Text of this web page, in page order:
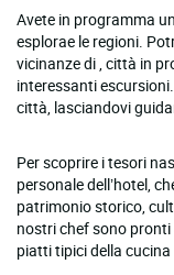
Avete in programma
esplorae le regioni.
vicinanze di , città in
interessanti
città, lasciandovi
Per scoprire i tesori
personale dell’hotel,
patrimonio storico,
nostri chef sono
piatti tipici della cucina